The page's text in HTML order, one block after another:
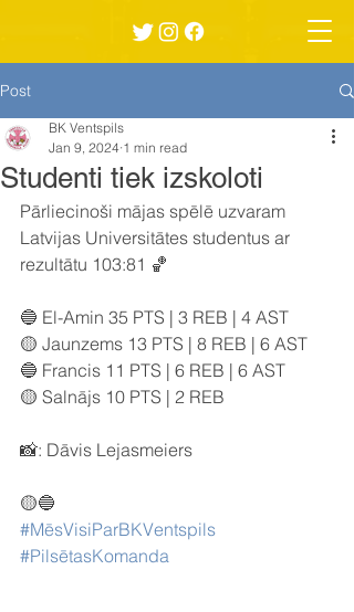
Post
Studenti tiek izskoloti
BK Ventspils
Jan 9, 2024 1 min read
Pārliecinoši mājas spēlē uzvaram
Latvijas Universitātes studentus ar
rezultātu 103:81 🏀
🔵 El-Amin 35 PTS | 3 REB | 4 AST
🟡 Jaunzems 13 PTS | 8 REB | 6 AST
🔵 Francis 11 PTS | 6 REB | 6 AST
🟡 Salnājs 10 PTS | 2 REB
📸: Dāvis Lejasmeiers
🟡🔵
#MēsVisiParBKVentspils
#PilsētasKomanda